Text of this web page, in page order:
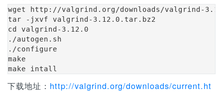
o
wget http://valgrind.org/downloads/valgrind-
tar -jxvf valgrind-3.12.0.tar.bz2
cd valgrind-3.12.0
./autogen.sh
./configure
make
make intall
下载地址： http://valgrind.org/downloads/current.ht